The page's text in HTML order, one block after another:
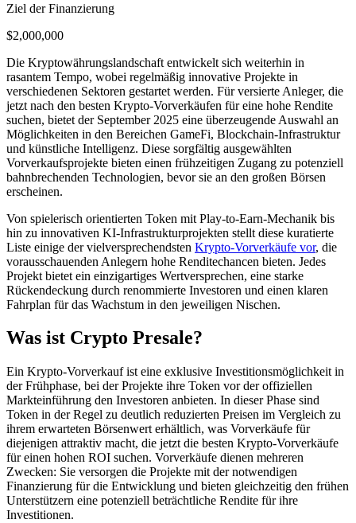
Ziel der Finanzierung
$2,000,000
Die Kryptowährungslandschaft entwickelt sich weiterhin in
rasantem Tempo, wobei regelmäßig innovative Projekte in
verschiedenen Sektoren gestartet werden. Für versierte Anleger, die
jetzt nach den besten Krypto-Vorverkäufen für eine hohe Rendite
suchen, bietet der September 2025 eine überzeugende Auswahl an
Möglichkeiten in den Bereichen GameFi, Blockchain-Infrastruktur
und künstliche Intelligenz. Diese sorgfältig ausgewählten
Vorverkaufsprojekte bieten einen frühzeitigen Zugang zu potenziell
bahnbrechenden Technologien, bevor sie an den großen Börsen
erscheinen.
Von spielerisch orientierten Token mit Play-to-Earn-Mechanik bis
hin zu innovativen KI-Infrastrukturprojekten stellt diese kuratierte
Liste einige der vielversprechendsten Krypto-Vorverkäufe vor, die
vorausschauenden Anlegern hohe Renditechancen bieten. Jedes
Projekt bietet ein einzigartiges Wertversprechen, eine starke
Rückendeckung durch renommierte Investoren und einen klaren
Fahrplan für das Wachstum in den jeweiligen Nischen.
Was ist Crypto Presale?
Ein Krypto-Vorverkauf ist eine exklusive Investitionsmöglichkeit in
der Frühphase, bei der Projekte ihre Token vor der offiziellen
Markteinführung den Investoren anbieten. In dieser Phase sind
Token in der Regel zu deutlich reduzierten Preisen im Vergleich zu
ihrem erwarteten Börsenwert erhältlich, was Vorverkäufe für
diejenigen attraktiv macht, die jetzt die besten Krypto-Vorverkäufe
für einen hohen ROI suchen. Vorverkäufe dienen mehreren
Zwecken: Sie versorgen die Projekte mit der notwendigen
Finanzierung für die Entwicklung und bieten gleichzeitig den frühen
Unterstützern eine potenziell beträchtliche Rendite für ihre
Investitionen.